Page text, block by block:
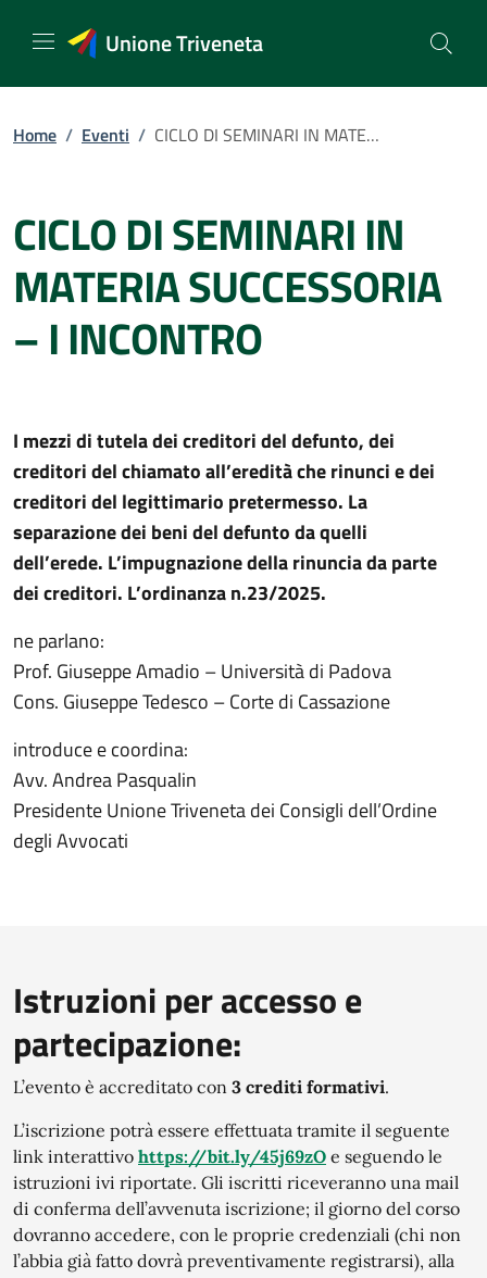
Unione Triveneta
Home / Eventi / CICLO DI SEMINARI IN MATERIA SUCCESSORIA – I INCONTRO
CICLO DI SEMINARI IN
MATERIA SUCCESSORIA
– I INCONTRO
I mezzi di tutela dei creditori del defunto, dei
creditori del chiamato all’eredità che rinunci e dei
creditori del legittimario pretermesso. La
separazione dei beni del defunto da quelli
dell’erede. L’impugnazione della rinuncia da parte
dei creditori. L’ordinanza n.23/2025.
ne parlano:
Prof. Giuseppe Amadio – Università di Padova
Cons. Giuseppe Tedesco – Corte di Cassazione
introduce e coordina:
Avv. Andrea Pasqualin
Presidente Unione Triveneta dei Consigli dell’Ordine
degli Avvocati
Istruzioni per accesso e
partecipazione:
L’evento è accreditato con 3 crediti formativi.
L’iscrizione potrà essere effettuata tramite il seguente
link interattivo https://bit.ly/45j69zO e seguendo le
istruzioni ivi riportate. Gli iscritti riceveranno una mail
di conferma dell’avvenuta iscrizione; il giorno del corso
dovranno accedere, con le proprie credenziali (chi non
l’abbia già fatto dovrà preventivamente registrarsi), alla